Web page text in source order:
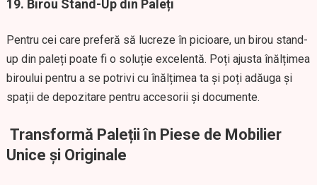
19. Birou Stand-Up din Paleți
Pentru cei care preferă să lucreze în picioare, un birou stand-
up din paleți poate fi o soluție excelentă. Poți ajusta înălțimea
biroului pentru a se potrivi cu înălțimea ta și poți adăuga și
spații de depozitare pentru accesorii și documente.
Transformă Paleții în Piese de Mobilier
Unice și Originale